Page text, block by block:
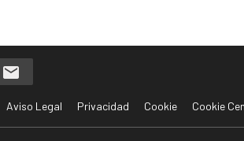
Aviso Legal Privacidad Cookie Cookie